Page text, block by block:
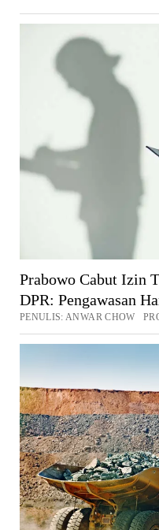
Prabowo Cabut Izin
DPR: Pengawasan
PENULIS: ANWAR CHOW